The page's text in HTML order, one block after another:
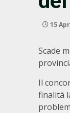
15
Scade
Il
finalità